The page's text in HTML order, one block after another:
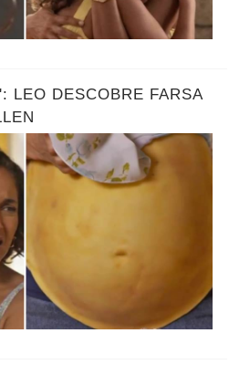
LEO DESCOBRE FARSA